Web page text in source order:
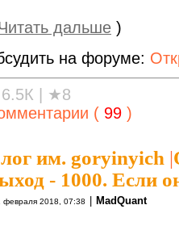
дальше )
на форуме:
6.5К
★8
( 99 )
им. goryinyich |
- 1000. Если
февраля 2018, 07:38 MadQuant